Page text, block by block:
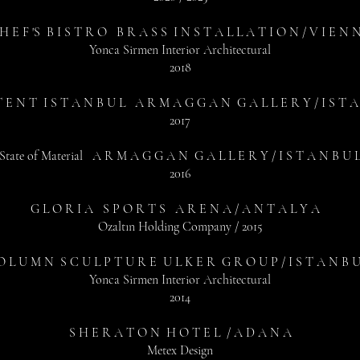
E F 'S B I S T R O B R A S S I N S T A L L A T I O N / V I E N
Yonca Sirmen Interior Architectural
2018
E N T I S T A N B U L A R M A G G A N G A L L E R Y / I S T A
2017
State of Material A R M A G G A N G A L L E R Y / I S T A N B U L
2016
G L O R I A S P O R T S A R E N A / A N T A L Y A
Ozaltın Holding Company / 2015
L U M N S C U L P T U R E U L K E R G R O U P / I S T A N B
Yonca Sirmen Interior Architectural
2014
S H E R A T O N H O T E L / A D A N A
Metex Design